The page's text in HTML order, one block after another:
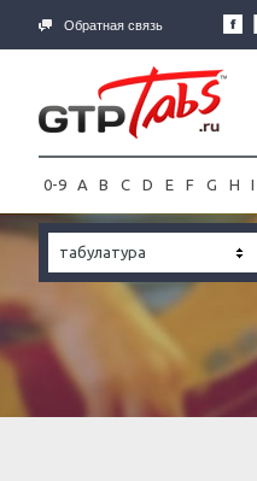
Обратная связь
0-9 A B C D E F G H I
табулатура